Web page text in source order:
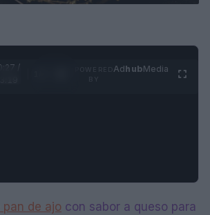
0:28 /
AdhubMedia
pan de ajo con sabor a queso para